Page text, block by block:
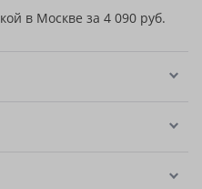
в Москве за 4 090 руб.